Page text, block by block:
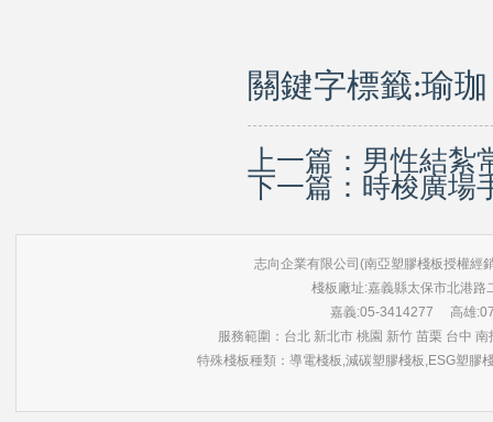
關鍵字標籤:瑜珈
上一篇： 男性結紮
下一篇： 時梭廣場
志向企業有限公司(南亞塑膠棧板授權經
棧板廠址:嘉義縣太保市北港
嘉義:05-3414277 高雄
服務範圍：台北 新北市 桃園 新竹 苗栗 台中
特殊棧板種類：導電棧板,減碳塑膠棧板,ESG塑膠